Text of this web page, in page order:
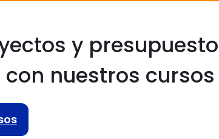
y presupuesto
nuestros cursos